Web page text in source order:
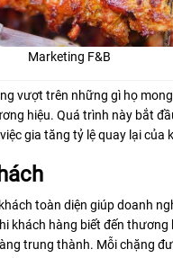
Marketing F&B
vượt trên những gì họ
hiệu. Quá trình này bắt
gia tăng tỷ lệ quay lại của
toàn diện giúp doanh
khách hàng biết đến thương
trung thành. Mỗi chặng